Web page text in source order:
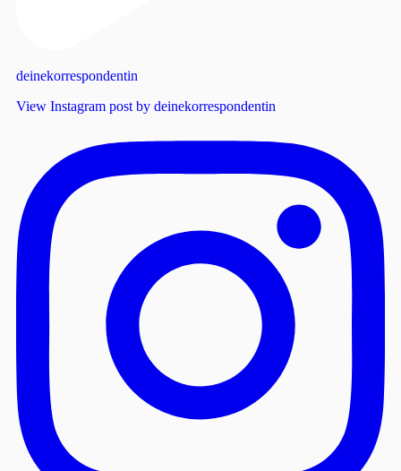
deinekorrespondentin
View Instagram post by deinekorrespondentin